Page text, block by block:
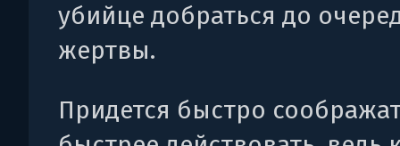
убийце добраться до
жертвы.
Придется быстро